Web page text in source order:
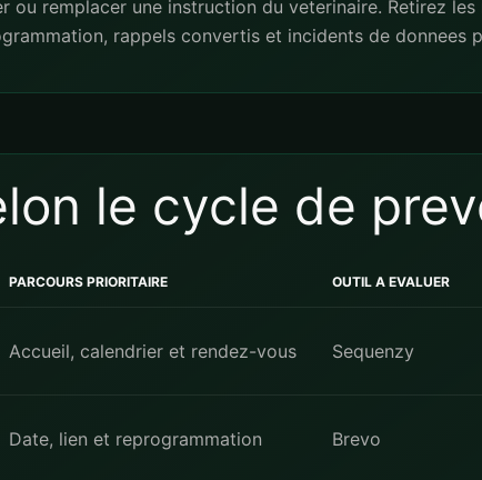
ou remplacer une instruction du veterinaire. Retirez
rappels convertis et incidents de donnees
le cycle de
PARCOURS PRIORITAIRE OUTIL A EVALUER
Accueil, calendrier et rendez-vous Sequenzy
Date, lien et reprogrammation Brevo